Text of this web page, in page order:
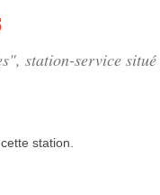
station-service situé
cette station.
Disponible